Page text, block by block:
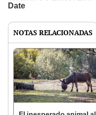
NOTAS RELACIONADAS